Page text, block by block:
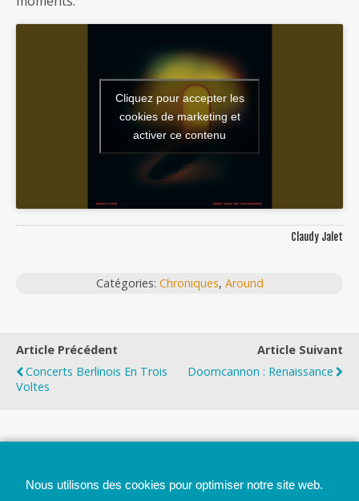
Cliquez pour accepter les
cookies de marketing et
activer ce contenu
Claudy Jalet
Catégories: Chroniques, Around
Article Précédent
Concerts Berlinois En Trois
Voltes
Article Suivant
Doomcannon : Renaissance
Nous utilisons des cookies pour optimiser notre site web.